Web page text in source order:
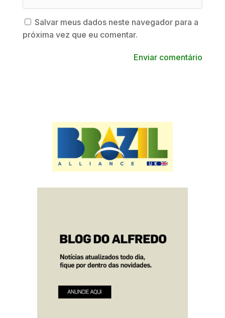
Salvar meus dados neste navegador para a
próxima vez que eu comentar.
Enviar comentário